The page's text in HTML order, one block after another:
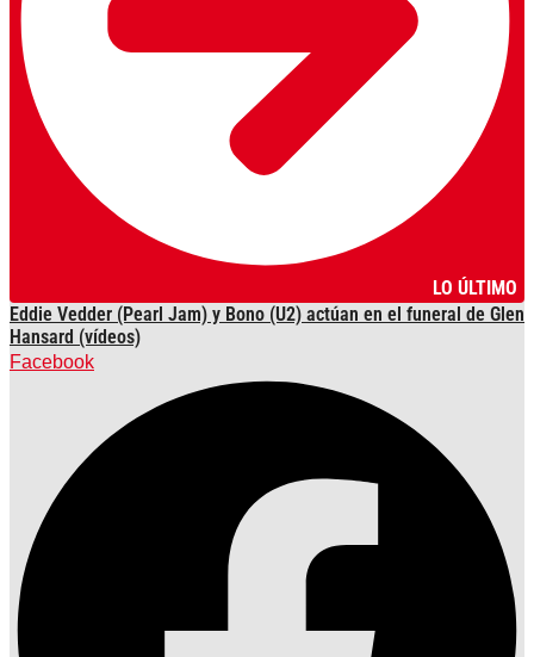
LO ÚLTIMO
Eddie Vedder (Pearl Jam) y Bono (U2) actúan en el funeral de Glen
Hansard (vídeos)
Facebook